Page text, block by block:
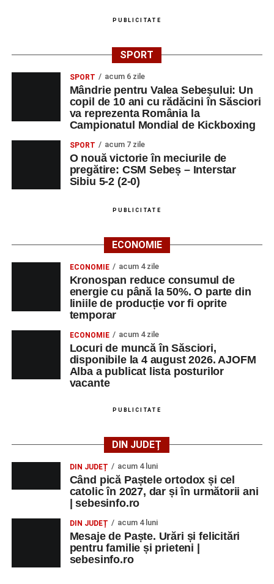
PUBLICITATE
SPORT
SPORT acum 6 zile
Mândrie pentru Valea Sebeșului: Un
copil de 10 ani cu rădăcini în Săsciori
va reprezenta România la
Campionatul Mondial de Kickboxing
SPORT acum 7 zile
O nouă victorie în meciurile de
pregătire: CSM Sebeș – Interstar
Sibiu 5-2 (2-0)
PUBLICITATE
ECONOMIE
ECONOMIE acum 4 zile
Kronospan reduce consumul de
energie cu până la 50%. O parte din
liniile de producție vor fi oprite
temporar
ECONOMIE acum 4 zile
Locuri de muncă în Săsciori,
disponibile la 4 august 2026. AJOFM
Alba a publicat lista posturilor
vacante
PUBLICITATE
DIN JUDEȚ
DIN JUDEȚ acum 4 luni
Când pică Paștele ortodox și cel
catolic în 2027, dar și în următorii ani
| sebesinfo.ro
DIN JUDEȚ acum 4 luni
Mesaje de Paște. Urări și felicitări
pentru familie și prieteni |
sebesinfo.ro